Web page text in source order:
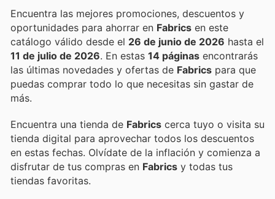
Encuentra las mejores promociones, descuentos y
oportunidades para ahorrar en Fabrics en este
catálogo válido desde el 26 de junio de 2026 hasta el
11 de julio de 2026 . En estas 14 páginas encontrarás
las últimas novedades y ofertas de Fabrics para que
puedas comprar todo lo que necesitas sin gastar de
más.
Encuentra una tienda de Fabrics cerca tuyo o visita su
tienda digital para aprovechar todos los descuentos
en estas fechas. Olvídate de la inflación y comienza a
disfrutar de tus compras en Fabrics y todas tus
tiendas favoritas.